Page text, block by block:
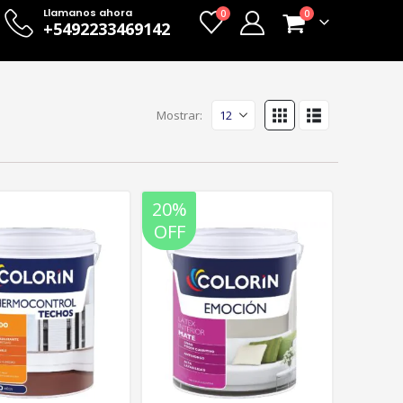
Llamanos ahora
+5492233469142
0 0
Mostrar:
20%
OFF